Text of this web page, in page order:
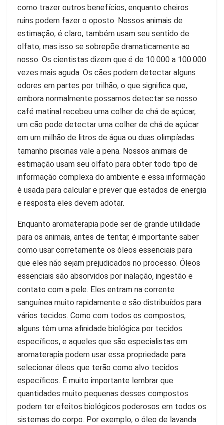
como trazer outros benefícios, enquanto cheiros
ruins podem fazer o oposto. Nossos animais de
estimação, é claro, também usam seu sentido de
olfato, mas isso se sobrepõe dramaticamente ao
nosso. Os cientistas dizem que é de 10.000 a 100.000
vezes mais aguda. Os cães podem detectar alguns
odores em partes por trilhão, o que significa que,
embora normalmente possamos detectar se nosso
café matinal recebeu uma colher de chá de açúcar,
um cão pode detectar uma colher de chá de açúcar
em um milhão de litros de água ou duas olimpíadas.
tamanho piscinas vale a pena. Nossos animais de
estimação usam seu olfato para obter todo tipo de
informação complexa do ambiente e essa informação
é usada para calcular e prever que estados de energia
e resposta eles devem adotar.
Enquanto aromaterapia pode ser de grande utilidade
para os animais, antes de tentar, é importante saber
como usar corretamente os óleos essenciais para
que eles não sejam prejudicados no processo. Óleos
essenciais são absorvidos por inalação, ingestão e
contato com a pele. Eles entram na corrente
sanguínea muito rapidamente e são distribuídos para
vários tecidos. Como com todos os compostos,
alguns têm uma afinidade biológica por tecidos
específicos, e aqueles que são especialistas em
aromaterapia podem usar essa propriedade para
selecionar óleos que terão como alvo tecidos
específicos. É muito importante lembrar que
quantidades muito pequenas desses compostos
podem ter efeitos biológicos poderosos em todos os
sistemas do corpo. Por exemplo, o óleo de lavanda